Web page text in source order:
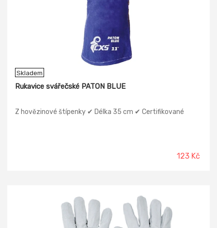
Skladem
Rukavice svářečské PATON BLUE
Z hovězinové štípenky ✔ Délka 35 cm ✔ Certifikované
123 Kč